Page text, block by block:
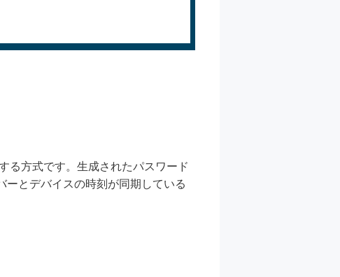
る方式です。生成されたパスワード
ーとデバイスの時刻が同期している